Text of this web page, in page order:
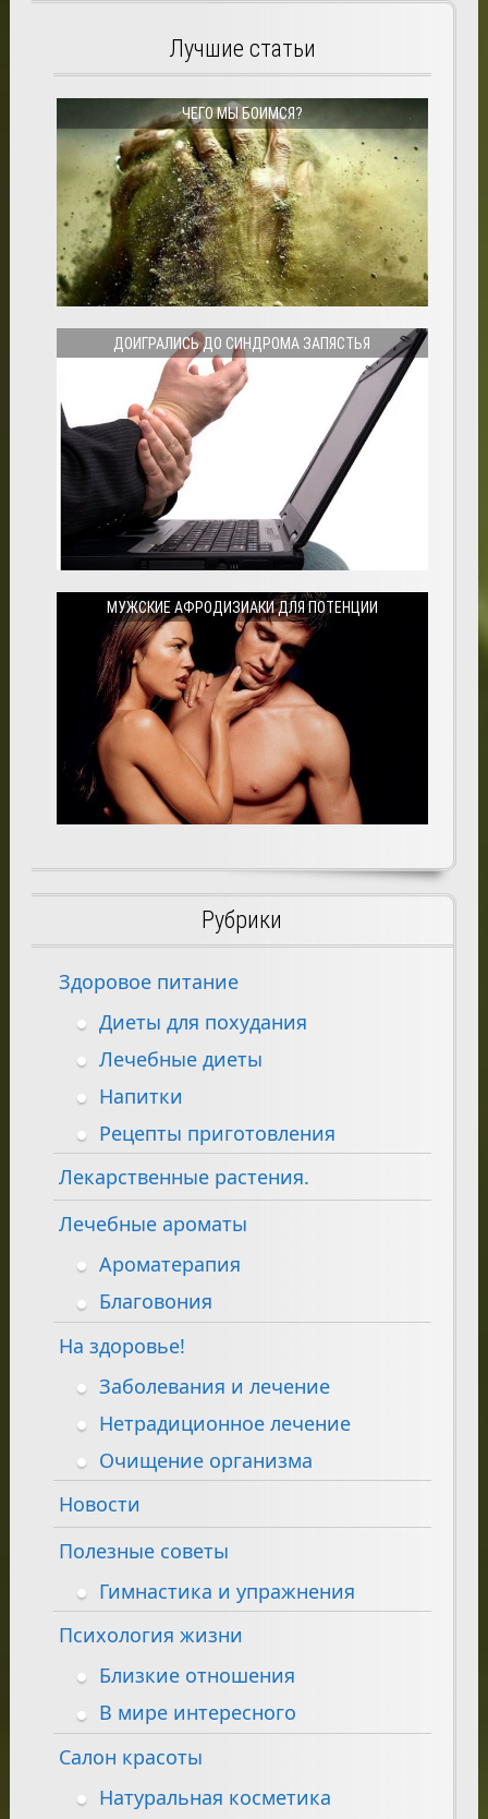
Лучшие статьи
ЧЕГО МЫ БОИМСЯ?
ДОИГРАЛИСЬ ДО СИНДРОМА ЗАПЯСТЬЯ
МУЖСКИЕ АФРОДИЗИАКИ ДЛЯ ПОТЕНЦИИ
Рубрики
Здоровое питание
Диеты для похудания
Лечебные диеты
Напитки
Рецепты приготовления
Лекарственные растения.
Лечебные ароматы
Ароматерапия
Благовония
На здоровье!
Заболевания и лечение
Нетрадиционное лечение
Очищение организма
Новости
Полезные советы
Гимнастика и упражнения
Психология жизни
Близкие отношения
В мире интересного
Салон красоты
Натуральная косметика